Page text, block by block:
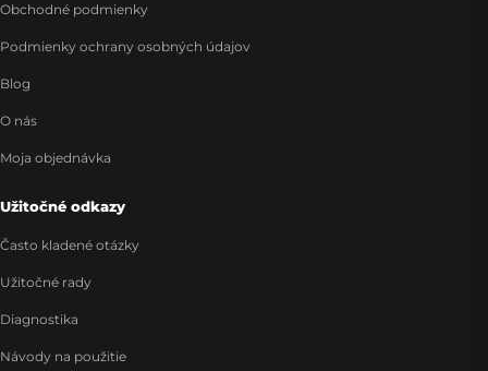
Obchodné podmienky
Podmienky ochrany osobných údajov
Blog
O nás
Moja objednávka
Užitočné odkazy
Často kladené otázky
Užitočné rady
Diagnostika
Návody na použitie